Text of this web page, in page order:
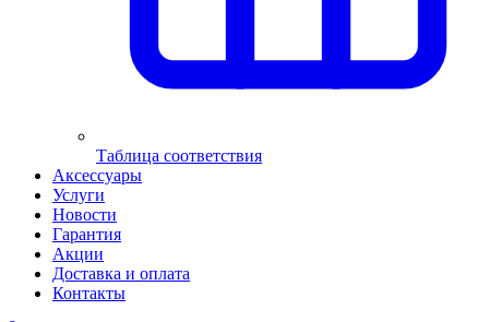
Таблица соответствия
Аксессуары
Услуги
Новости
Гарантия
Акции
Доставка и оплата
Контакты